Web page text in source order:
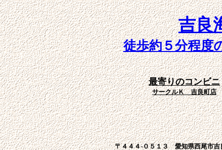
吉良
徒歩約５分程度
最寄りのコンビニ
サークルＫ 吉良町店
〒４４４-０５１３愛知県西尾